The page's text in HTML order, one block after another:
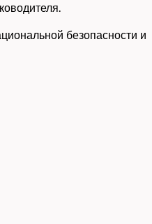
безопасности и